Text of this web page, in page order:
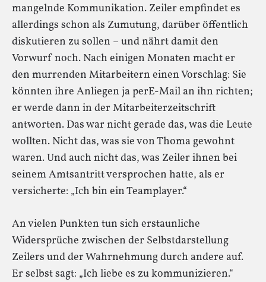
mangelnde Kommunikation. Zeiler empfindet es
allerdings schon als Zumutung, darüber öffentlich
diskutieren zu sollen – und nährt damit den
Vorwurf noch. Nach einigen Monaten macht er
den murrenden Mitarbeitern einen Vorschlag: Sie
könnten ihre Anliegen ja perE-Mail an ihn richten;
er werde dann in der Mitarbeiterzeitschrift
antworten. Das war nicht gerade das, was die Leute
wollten. Nicht das, was sie von Thoma gewohnt
waren. Und auch nicht das, was Zeiler ihnen bei
seinem Amtsantritt versprochen hatte, als er
versicherte: „Ich bin ein Teamplayer.“
An vielen Punkten tun sich erstaunliche
Widersprüche zwischen der Selbstdarstellung
Zeilers und der Wahrnehmung durch andere auf.
Er selbst sagt: „Ich liebe es zu kommunizieren.“